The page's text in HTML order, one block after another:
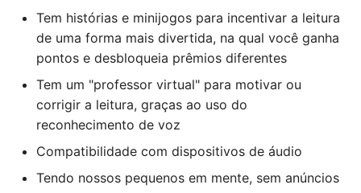
Tem histórias e minijogos para incentivar a leitura
de uma forma mais divertida, na qual você ganha
pontos e desbloqueia prêmios diferentes
Tem um "professor virtual" para motivar ou
corrigir a leitura, graças ao uso do
reconhecimento de voz
Compatibilidade com dispositivos de áudio
Tendo nossos pequenos em mente, sem anúncios